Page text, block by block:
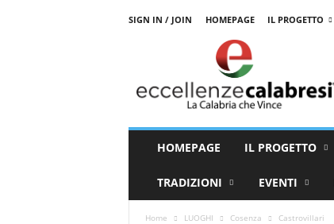
SIGN IN / JOIN HOMEPAGE IL PROGETTO
HOMEPAGE IL PROGETTO
TRADIZIONI EVENTI
Home LUOGHI Cosenza Castrovillari